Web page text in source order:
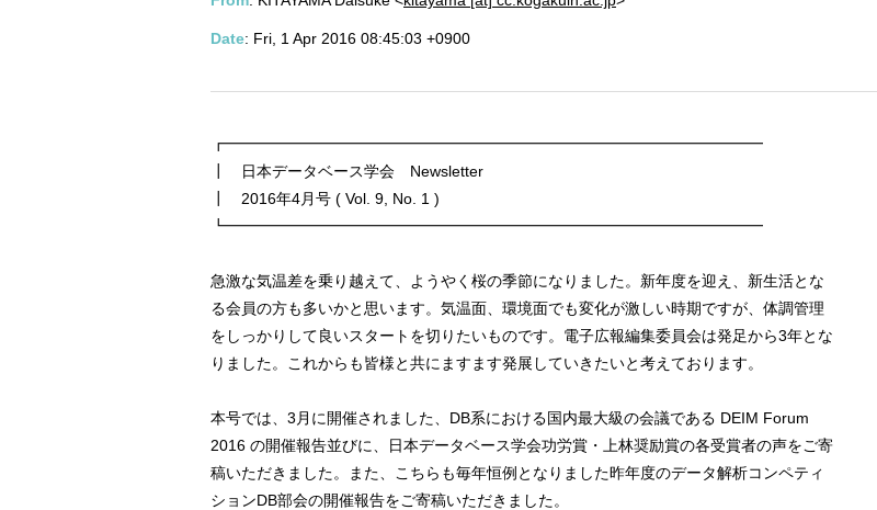
Date: Fri, 1 Apr 2016 08:45:03 +0900
┏━━━━━━━━━━━━━━━━━━━━━━━━━━━━━━━━━━━
┃ 日本データベース学会 Newsletter
┃ 2016年4月号 ( Vol. 9, No. 1 )
┗━━━━━━━━━━━━━━━━━━━━━━━━━━━━━━━━━━━
急激な気温差を乗り越えて、ようやく桜の季節になりました。新年度を迎え、新生活とな
る会員の方も多いかと思います。気温面、環境面でも変化が激しい時期ですが、体調管理
をしっかりして良いスタートを切りたいものです。電子広報編集委員会は発足から3年とな
りました。これからも皆様と共にますます発展していきたいと考えております。
本号では、3月に開催されました、DB系における国内最大級の会議である DEIM Forum
2016 の開催報告並びに、日本データベース学会功労賞・上林奨励賞の各受賞者の声をご寄
稿いただきました。また、こちらも毎年恒例となりました昨年度のデータ解析コンペティ
ションDB部会の開催報告をご寄稿いただきました。